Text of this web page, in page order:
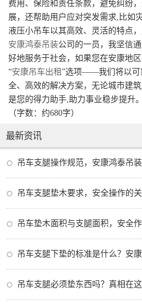
费用、保险和责任条款，避免纠纷
展，还帮助用户应对突发需求,比如
液压小吊车以其高效、灵活的特点
安康鸿泰吊装公司的一员，我坚信
好地服务于社会，如果您在安康地
“安康吊车出租 ”选项——我们将以可
全、高效的解决方案，无论城市建
是您的得力助手,助力事业稳步提升。
（字数：约680字）
最新资讯
吊车支腿垫木要求，安全操作的